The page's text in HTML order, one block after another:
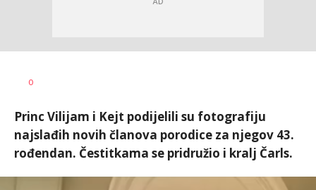
0
Princ Vilijam i Kejt podijelili su fotografiju
najslađih novih članova porodice za njegov 43.
rođendan. Čestitkama se pridružio i kralj Čarls.